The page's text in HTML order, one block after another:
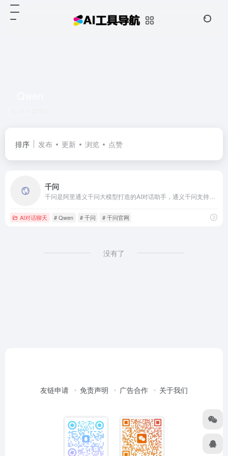
排序 发布 更新 浏览 点赞
千问
AI对话聊天 # Qwen # 千问 # 千问官网
没有了
友链申请 免责声明 广告合作 关于我们